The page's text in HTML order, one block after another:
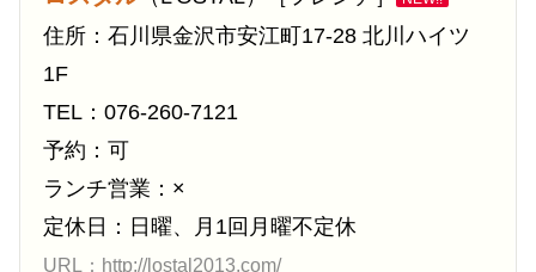
住所：石川県金沢市安江町17-28 北川ハイツ
1F
TEL：076-260-7121
予約：可
ランチ営業：×
定休日：日曜、月1回月曜不定休
URL：http://lostal2013.com/